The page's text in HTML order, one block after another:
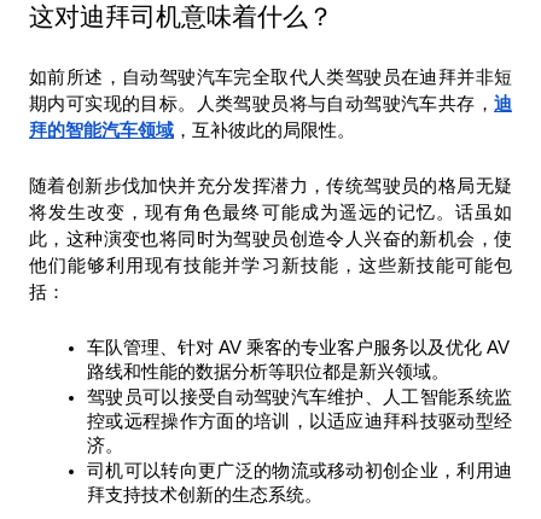
这对迪拜司机意味着什么？
如前所述，自动驾驶汽车完全取代人类驾驶员在迪拜并非短
期内可实现的目标。人类驾驶员将与自动驾驶汽车共存， 迪
拜的智能汽车领域 ，互补彼此的局限性。
随着创新步伐加快并充分发挥潜力，传统驾驶员的格局无疑
将发生改变，现有角色最终可能成为遥远的记忆。话虽如
此，这种演变也将同时为驾驶员创造令人兴奋的新机会，使
他们能够利用现有技能并学习新技能，这些新技能可能包
括：
车队管理、针对 AV 乘客的专业客户服务以及优化 AV
路线和性能的数据分析等职位都是新兴领域。
驾驶员可以接受自动驾驶汽车维护、人工智能系统监
控或远程操作方面的培训，以适应迪拜科技驱动型经
济。
司机可以转向更广泛的物流或移动初创企业，利用迪
拜支持技术创新的生态系统。